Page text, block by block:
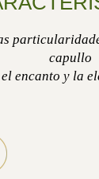
capullo
encanto y la